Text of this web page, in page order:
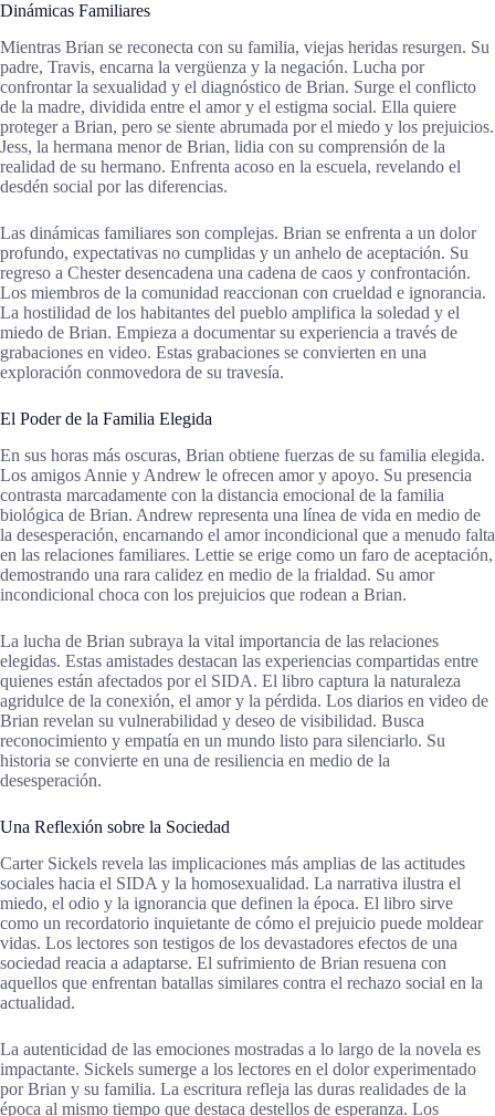
Dinámicas Familiares
Mientras Brian se reconecta con su familia, viejas heridas resurgen. Su
padre, Travis, encarna la vergüenza y la negación. Lucha por
confrontar la sexualidad y el diagnóstico de Brian. Surge el conflicto
de la madre, dividida entre el amor y el estigma social. Ella quiere
proteger a Brian, pero se siente abrumada por el miedo y los prejuicios.
Jess, la hermana menor de Brian, lidia con su comprensión de la
realidad de su hermano. Enfrenta acoso en la escuela, revelando el
desdén social por las diferencias.
Las dinámicas familiares son complejas. Brian se enfrenta a un dolor
profundo, expectativas no cumplidas y un anhelo de aceptación. Su
regreso a Chester desencadena una cadena de caos y confrontación.
Los miembros de la comunidad reaccionan con crueldad e ignorancia.
La hostilidad de los habitantes del pueblo amplifica la soledad y el
miedo de Brian. Empieza a documentar su experiencia a través de
grabaciones en video. Estas grabaciones se convierten en una
exploración conmovedora de su travesía.
El Poder de la Familia Elegida
En sus horas más oscuras, Brian obtiene fuerzas de su familia elegida.
Los amigos Annie y Andrew le ofrecen amor y apoyo. Su presencia
contrasta marcadamente con la distancia emocional de la familia
biológica de Brian. Andrew representa una línea de vida en medio de
la desesperación, encarnando el amor incondicional que a menudo falta
en las relaciones familiares. Lettie se erige como un faro de aceptación,
demostrando una rara calidez en medio de la frialdad. Su amor
incondicional choca con los prejuicios que rodean a Brian.
La lucha de Brian subraya la vital importancia de las relaciones
elegidas. Estas amistades destacan las experiencias compartidas entre
quienes están afectados por el SIDA. El libro captura la naturaleza
agridulce de la conexión, el amor y la pérdida. Los diarios en video de
Brian revelan su vulnerabilidad y deseo de visibilidad. Busca
reconocimiento y empatía en un mundo listo para silenciarlo. Su
historia se convierte en una de resiliencia en medio de la
desesperación.
Una Reflexión sobre la Sociedad
Carter Sickels revela las implicaciones más amplias de las actitudes
sociales hacia el SIDA y la homosexualidad. La narrativa ilustra el
miedo, el odio y la ignorancia que definen la época. El libro sirve
como un recordatorio inquietante de cómo el prejuicio puede moldear
vidas. Los lectores son testigos de los devastadores efectos de una
sociedad reacia a adaptarse. El sufrimiento de Brian resuena con
aquellos que enfrentan batallas similares contra el rechazo social en la
actualidad.
La autenticidad de las emociones mostradas a lo largo de la novela es
impactante. Sickels sumerge a los lectores en el dolor experimentado
por Brian y su familia. La escritura refleja las duras realidades de la
época al mismo tiempo que destaca destellos de esperanza. Los